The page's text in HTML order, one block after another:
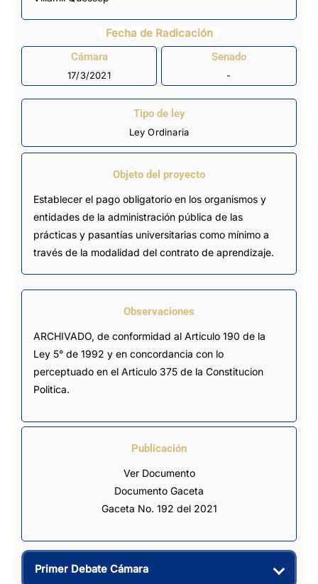
Fecha de Radicación
Cámara
17/3/2021
Senado
-
Tipo de ley
Ley Ordinaria
Objeto del proyecto
Establecer el pago obligatorio en los organismos y
entidades de la administración pública de las
prácticas y pasantías universitarias como mínimo a
través de la modalidad del contrato de aprendizaje.
Observaciones
ARCHIVADO, de conformidad al Articulo 190 de la
Ley 5° de 1992 y en concordancia con lo
perceptuado en el Articulo 375 de la Constitucion
Politica.
Publicación
Ver Documento
Documento Gaceta
Gaceta No. 192 del 2021
Primer Debate Cámara